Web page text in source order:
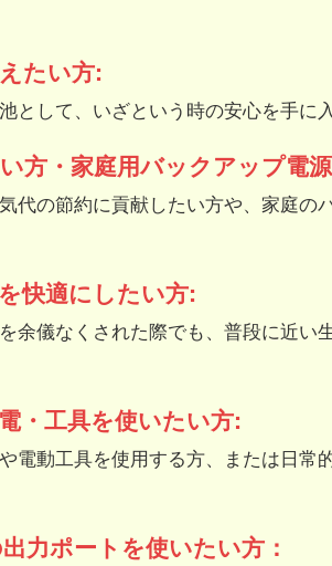
たい方:
として、いざという時の安心を手に
方・家庭用バックアップ電
代の節約に貢献したい方や、家庭の
快適にしたい方:
余儀なくされた際でも、普段に近い
・工具を使いたい方:
電動工具を使用する方、または日常
力ポートを使いたい方：